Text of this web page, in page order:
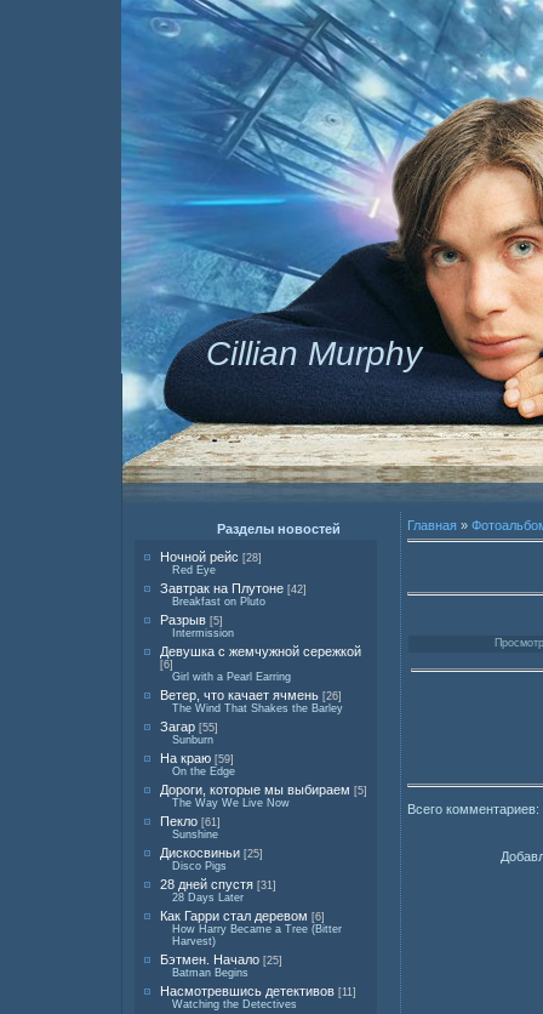
Cillian Murphy
Разделы новостей
Ночной рейс [28]
Red Eye
Завтрак на Плутоне [42]
Breakfast on Pluto
Разрыв [5]
Intermission
Девушка с жемчужной сережкой
[6]
Girl with a Pearl Earring
Ветер, что качает ячмень [26]
The Wind That Shakes the Barley
Загар [55]
Sunburn
На краю [59]
On the Edge
Дороги, которые мы выбираем [5]
The Way We Live Now
Пекло [61]
Sunshine
Дискосвиньи [25]
Disco Pigs
28 дней спустя [31]
28 Days Later
Как Гарри стал деревом [6]
How Harry Became a Tree (Bitter
Harvest)
Бэтмен. Начало [25]
Batman Begins
Насмотревшись детективов [11]
Watching the Detectives
Главная »
Всего комментариев: